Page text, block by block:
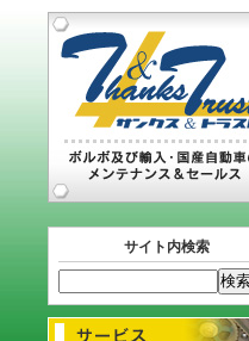
サイト内検索